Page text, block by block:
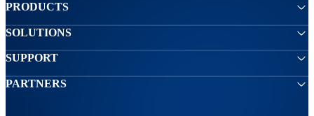
PRODUCTS
SOLUTIONS
SUPPORT
PARTNERS